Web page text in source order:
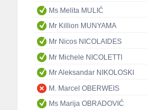
Ms Melita MULIĆ
Mr Killion MUNYAMA
Mr Nicos NICOLAIDES
Mr Michele NICOLETTI
Mr Aleksandar NIKOLOSKI
M. Marcel OBERWEIS
Ms Marija OBRADOVIĆ